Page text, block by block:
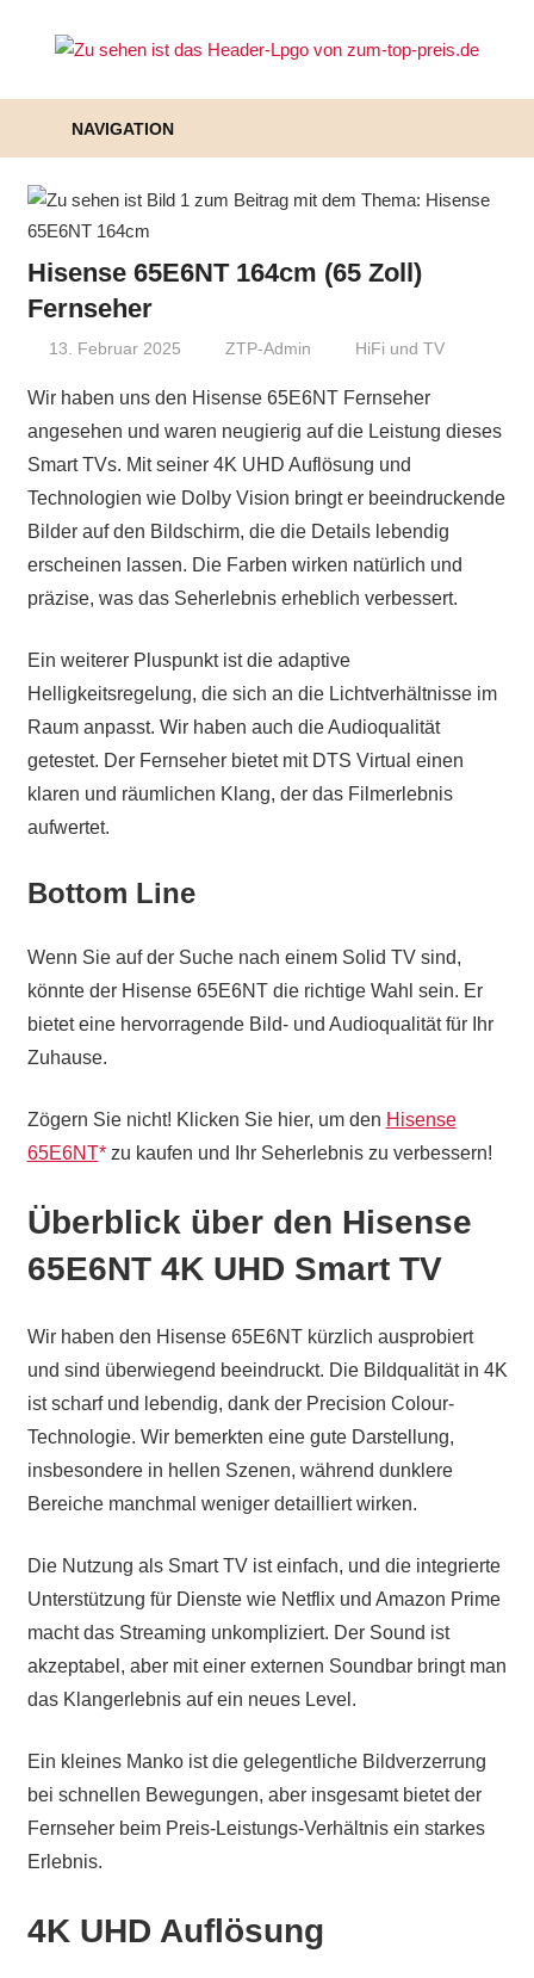
–
NAVIGATION
Hisense 65E6NT 164cm (65 Zoll)
Fernseher
13. Februar 2025 ZTP-Admin HiFi und TV
Wir haben uns den Hisense 65E6NT Fernseher
angesehen und waren neugierig auf die Leistung dieses
Smart TVs. Mit seiner 4K UHD Auflösung und
Technologien wie Dolby Vision bringt er beeindruckende
Bilder auf den Bildschirm, die die Details lebendig
erscheinen lassen. Die Farben wirken natürlich und
präzise, was das Seherlebnis erheblich verbessert.
Ein weiterer Pluspunkt ist die adaptive
Helligkeitsregelung, die sich an die Lichtverhältnisse im
Raum anpasst. Wir haben auch die Audioqualität
getestet. Der Fernseher bietet mit DTS Virtual einen
klaren und räumlichen Klang, der das Filmerlebnis
aufwertet.
Bottom Line
Wenn Sie auf der Suche nach einem Solid TV sind,
könnte der Hisense 65E6NT die richtige Wahl sein. Er
bietet eine hervorragende Bild- und Audioqualität für Ihr
Zuhause.
Zögern Sie nicht! Klicken Sie hier, um den Hisense
65E6NT zu kaufen und Ihr Seherlebnis zu verbessern!
Überblick über den Hisense
65E6NT 4K UHD Smart TV
Wir haben den Hisense 65E6NT kürzlich ausprobiert
und sind überwiegend beeindruckt. Die Bildqualität in 4K
ist scharf und lebendig, dank der Precision Colour-
Technologie. Wir bemerkten eine gute Darstellung,
insbesondere in hellen Szenen, während dunklere
Bereiche manchmal weniger detailliert wirken.
Die Nutzung als Smart TV ist einfach, und die integrierte
Unterstützung für Dienste wie Netflix und Amazon Prime
macht das Streaming unkompliziert. Der Sound ist
akzeptabel, aber mit einer externen Soundbar bringt man
das Klangerlebnis auf ein neues Level.
Ein kleines Manko ist die gelegentliche Bildverzerrung
bei schnellen Bewegungen, aber insgesamt bietet der
Fernseher beim Preis-Leistungs-Verhältnis ein starkes
Erlebnis.
4K UHD Auflösung